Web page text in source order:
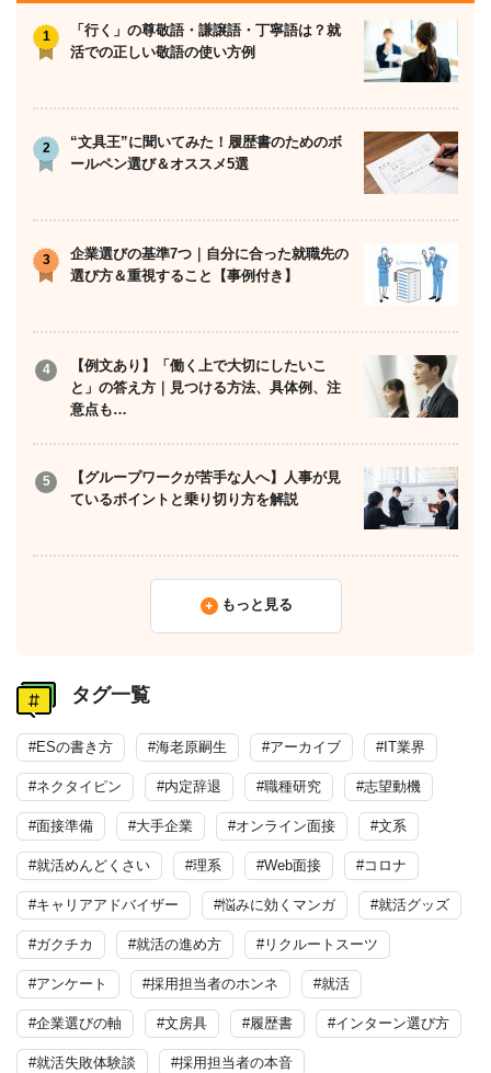
「行く」の尊敬語・謙譲語・丁寧語は？就
活での正しい敬語の使い方例
“文具王”に聞いてみた！履歴書のためのボ
ールペン選び＆オススメ5選
企業選びの基準7つ｜自分に合った就職先の
選び方＆重視すること【事例付き】
【例文あり】「働く上で大切にしたいこ
と」の答え方｜見つける方法、具体例、注
意点も…
【グループワークが苦手な人へ】人事が見
ているポイントと乗り切り方を解説
もっと見る
タグ一覧
#ESの書き方 #海老原嗣生 #アーカイブ #IT業界
#ネクタイピン #内定辞退 #職種研究 #志望動機
#面接準備 #大手企業 #オンライン面接 #文系
#就活めんどくさい #理系 #Web面接 #コロナ
#キャリアアドバイザー #悩みに効くマンガ #就活グッズ
#ガクチカ #就活の進め方 #リクルートスーツ
#アンケート #採用担当者のホンネ #就活
#企業選びの軸 #文房具 #履歴書 #インターン選び方
#就活失敗体験談 #採用担当者の本音